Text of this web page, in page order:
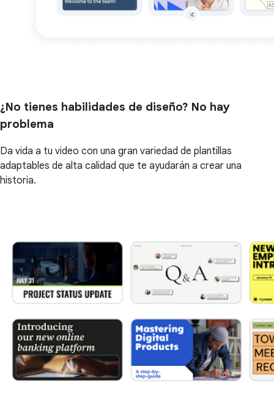
¿No tienes habilidades de diseño? No hay
problema
Da vida a tu video con una gran variedad de plantillas
adaptables de alta calidad que te ayudarán a crear una
historia.